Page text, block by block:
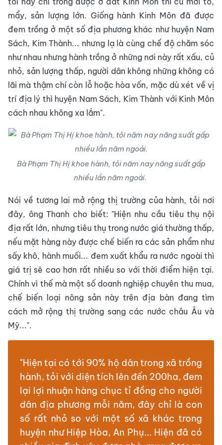
mẩy, sản lượng lớn. Giống hành Kinh Môn đã được
đem trồng ở một số địa phương khác như huyện Nam
Sách, Kim Thành... nhưng lạ là cùng chế độ chăm sóc
như nhau nhưng hành trồng ở những nơi này rất xấu, củ
nhỏ, sản lượng thấp, người dân không những không có
lãi mà thậm chí còn lỗ hoặc hòa vốn, mặc dù xét về vị
trí địa lý thì huyện Nam Sách, Kim Thành với Kinh Môn
cách nhau không xa lắm".
Bà Phạm Thị Hị khoe hành, tỏi năm nay năng suất gấp
nhiều lần năm ngoái.
Nói về tương lai mở rộng thị trường của hành, tỏi nơi
đây, ông Thanh cho biết: "Hiện nhu cầu tiêu thụ nội
địa rất lớn, nhưng tiêu thụ trong nước giá thường thấp,
nếu mặt hàng này được chế biến ra các sản phẩm như
sấy khô, hành muối... đem xuất khẩu ra nước ngoài thì
giá trị sẽ cao hơn rất nhiều so với thời điểm hiện tại.
Chính vì thế mà một số doanh nghiệp chuyên thu mua,
chế biến loại nông sản này trên địa bàn đang tìm
cách mở rộng thị trường sang các nước châu Âu và
Mỹ...".
"Hiện tại có tới 90% hộ dân trong xã trồng
hành, tỏi với diện tích lên đến 200ha, đem
lại lợi nhuận hàng chục tỉ đồng cho người
dân địa phương mỗi năm, đây chỉ là con
số rất nhỏ so với một số xã khác trong
huyện như Hiệp Hòa, An Phụ... Hiện đã có